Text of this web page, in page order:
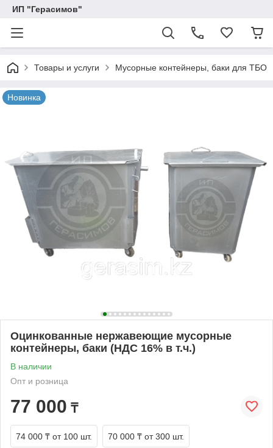
ИП "Герасимов"
Товары и услуги Мусорные контейнеры, баки для ТБО
Новинка
Оцинкованные нержавеющие мусорные
контейнеры, баки (НДС 16% в т.ч.)
В наличии
Опт и розница
77 000 ₸
74 000 ₸ от 100 шт. 70 000 ₸ от 300 шт.